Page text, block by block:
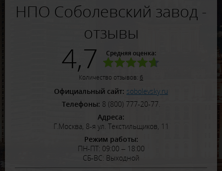
НПО Соболевский завод -
отзывы
Средняя оценка:
4,7
Количество отзывов: 6
Официальный сайт: sobolevsky.ru
Телефоны: 8 (800) 777-20-77.
Адреса:
Г.Москва, 8-я ул. Текстильщиков, 11
Режим работы:
ПН-ПТ: 09:00 – 18:00
СБ-ВС: Выходной